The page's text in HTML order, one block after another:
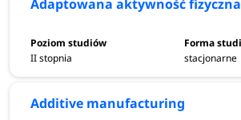
Adaptowana aktywność fizyczna
II stopnia stacjonarne
Additive manufacturing